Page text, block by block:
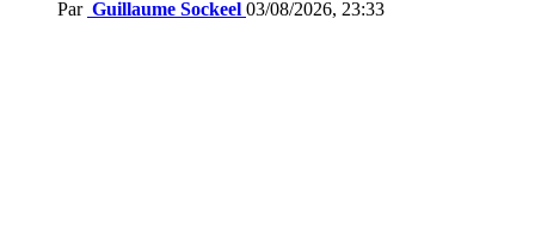
Par Guillaume Sockeel 03/08/2026, 23:33